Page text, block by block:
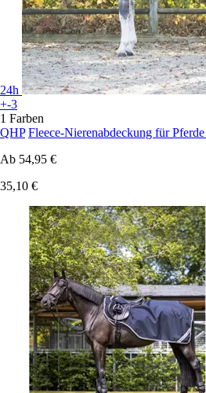
24h
+-3
1 Farben
QHP Fleece-Nierenabdeckung für
Ab 54,95 €
35,10 €